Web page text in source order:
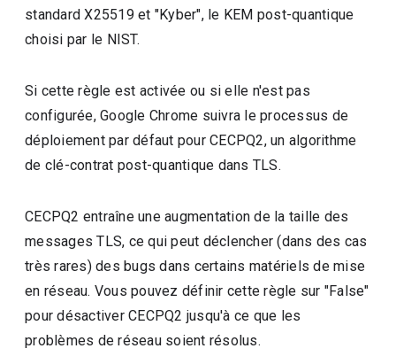
standard X25519 et "Kyber", le KEM post-quantique
choisi par le NIST.
Si cette règle est activée ou si elle n'est pas
configurée, Google Chrome suivra le processus de
déploiement par défaut pour CECPQ2, un algorithme
de clé-contrat post-quantique dans TLS.
CECPQ2 entraîne une augmentation de la taille des
messages TLS, ce qui peut déclencher (dans des cas
très rares) des bugs dans certains matériels de mise
en réseau. Vous pouvez définir cette règle sur "False"
pour désactiver CECPQ2 jusqu'à ce que les
problèmes de réseau soient résolus.